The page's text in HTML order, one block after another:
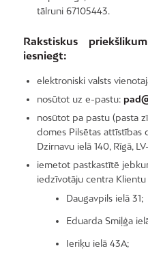
tālruni 67105443.
Rakstiskus
iesniegt:
elektroniski valsts
nosūtot uz e-pastu:
nosūtot pa pastu (pasta
domes Pilsētas attīstības
Dzirnavu ielā 140, Rīgā,
iemetot pastkastītē
iedzīvotāju centra
Daugavpils ielā 31;
Eduarda Smiļģa
Ieriķu ielā 43A;